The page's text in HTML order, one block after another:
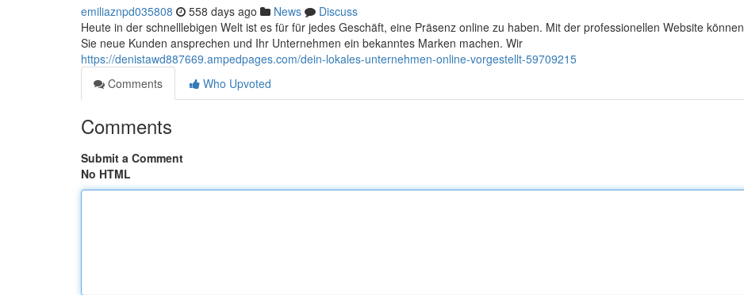
emiliaznpd035808 558 days ago News
Discuss
Heute in der schnelllebigen Welt ist es für für jedes Geschäft, eine Präsenz online zu haben. Mit der professionellen Website können
Sie neue Kunden ansprechen und Ihr Unternehmen ein bekanntes Marken machen. Wir
https://denistawd887669.ampedpages.com/dein-lokales-unternehmen-online-vorgestellt-59709215
Comments
Who Upvoted
Comments
Submit a Comment
No HTML